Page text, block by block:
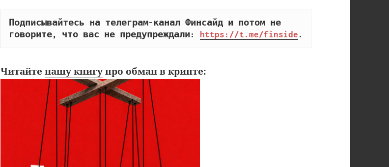
Подписывайтесь на телеграм-канал Финсайд и потом не
говорите, что вас не предупреждали:
https://t.me/finside .
Читайтенашу книгупро обман в крипте: